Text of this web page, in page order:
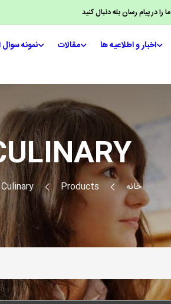
ما را در پیام رسان بله دنبال کنید
اخبار و اطلاعیه ها مقالات نمونه
خانه Products
Culinary